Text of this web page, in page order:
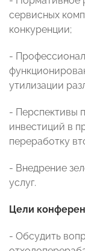
сервисных
конкуренции;
-
утилизации
- Перспективы
инвестиций в
переработку
- Внедрение
услуг.
Цели
- Обсудить